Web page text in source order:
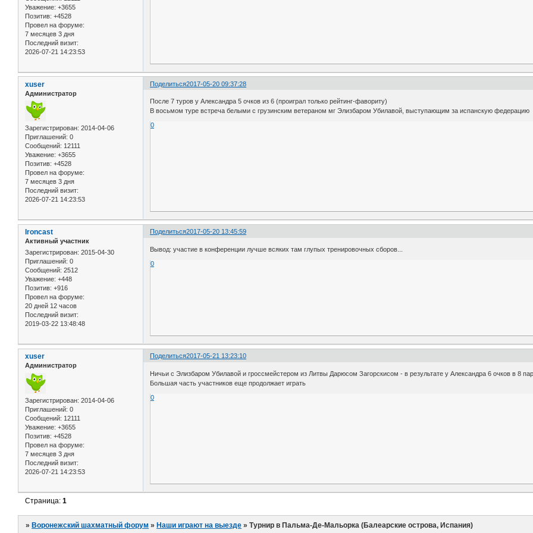
Уважение: +3655
Позитив: +4528
Провел на форуме:
7 месяцев 3 дня
Последний визит:
2026-07-21 14:23:53
Поделиться2017-05-20 09:37:28
xuser
Администратор
Зарегистрирован: 2014-04-06
Приглашений: 0
Сообщений: 12111
Уважение: +3655
Позитив: +4528
Провел на форуме:
7 месяцев 3 дня
Последний визит:
2026-07-21 14:23:53
После 7 туров у Александра 5 очков из 6 (проиграл только рейтинг-фавориту)
В восьмом туре встреча белыми с грузинским ветераном мг Элизбаром Убилавой, выступающим за испанскую федерацию
0
Поделиться2017-05-20 13:45:59
Ironcast
Активный участник
Зарегистрирован: 2015-04-30
Приглашений: 0
Сообщений: 2512
Уважение: +448
Позитив: +916
Провел на форуме:
20 дней 12 часов
Последний визит:
2019-03-22 13:48:48
Вывод: участие в конференции лучше всяких там глупых тренировочных сборов...
0
Поделиться2017-05-21 13:23:10
xuser
Администратор
Зарегистрирован: 2014-04-06
Приглашений: 0
Сообщений: 12111
Уважение: +3655
Позитив: +4528
Провел на форуме:
7 месяцев 3 дня
Последний визит:
2026-07-21 14:23:53
Ничьи с Элизбаром Убилавой и гроссмейстером из Литвы Дарюсом Загорскисом - в результате у Александра 6 очков в 8
Большая часть участников еще продолжает играть
0
Страница:1
» Воронежский шахматный форум » Наши играют на выезде »Турнир в Пальма-Де-Мальорка (Балеарские острова, Испания)